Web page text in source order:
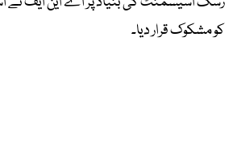
کو مشکوک قرار دیا۔